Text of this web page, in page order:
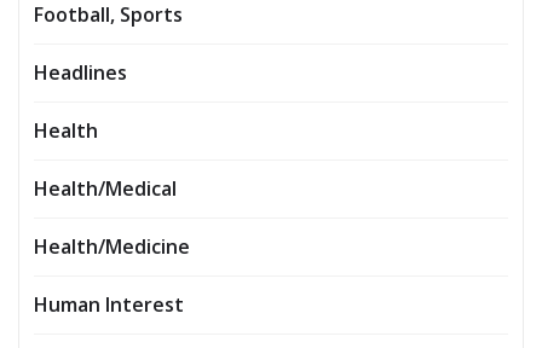
Football, Sports
Headlines
Health
Health/Medical
Health/Medicine
Human Interest